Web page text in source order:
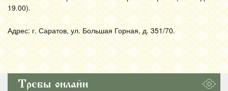
19.00).
Адрес: г. Саратов, ул. Большая Горная, д. 351/70.
Требы онлайн